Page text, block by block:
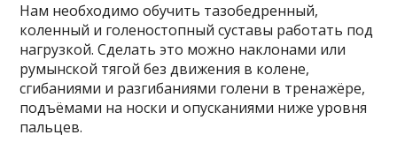
Нам необходимо обучить тазобедренный,
коленный и голеностопный суставы работать под
нагрузкой. Сделать это можно наклонами или
румынской тягой без движения в колене,
сгибаниями и разгибаниями голени в тренажёре,
подъёмами на носки и опусканиями ниже уровня
пальцев.